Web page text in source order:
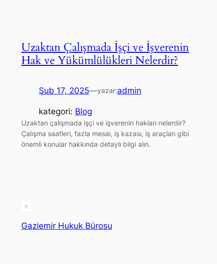
Uzaktan Çalışmada İşçi ve İşverenin
Hak ve Yükümlülükleri Nelerdir?
Şub 17, 2025—yazar:admin
kategori: Blog
Uzaktan çalışmada işçi ve işverenin hakları nelerdir?
Çalışma saatleri, fazla mesai, iş kazası, iş araçları gibi
önemli konular hakkında detaylı bilgi alın.
Gaziemir Hukuk Bürosu